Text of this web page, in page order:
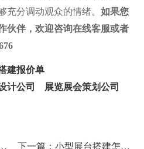
充分调动观众的情绪。如果您
伙伴，欢迎咨询在线客服或者
建报价单
计公司 展览展会策划公司
分享展台搭建全过程需注意细节 下一篇：小型展台搭建怎样设计才能效果最佳